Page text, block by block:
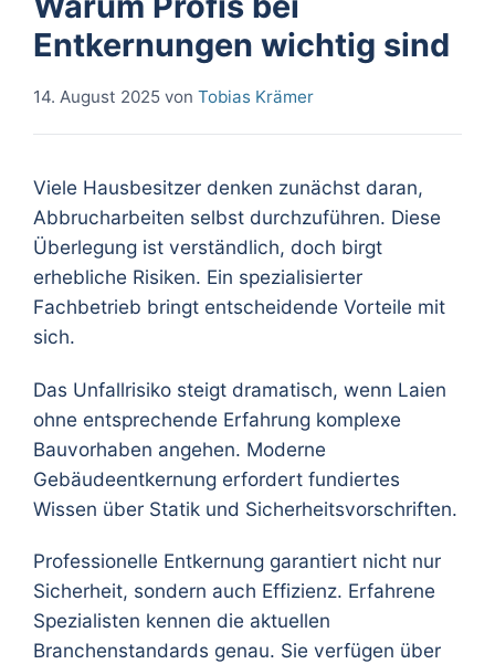
Entkernungen wichtig sind
14. August 2025 von Tobias Krämer
Viele Hausbesitzer denken zunächst daran,
Abbrucharbeiten selbst durchzuführen. Diese
Überlegung ist verständlich, doch birgt
erhebliche Risiken. Ein spezialisierter
Fachbetrieb bringt entscheidende Vorteile mit
sich.
Das Unfallrisiko steigt dramatisch, wenn Laien
ohne entsprechende Erfahrung komplexe
Bauvorhaben angehen. Moderne
Gebäudeentkernung erfordert fundiertes
Wissen über Statik und Sicherheitsvorschriften.
Professionelle Entkernung garantiert nicht nur
Sicherheit, sondern auch Effizienz. Erfahrene
Spezialisten kennen die aktuellen
Branchenstandards genau. Sie verfügen über